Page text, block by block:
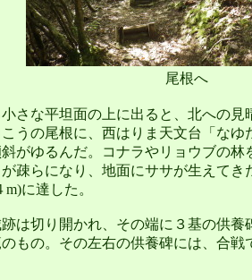
尾根へ
さな平坦面の上に出ると、北への見
うの尾根に、西はりま天文台「なゆ
がゆるんだ。コナラやリョウブの林
疎らになり、地面にササが生えてき
に達した。
は切り開かれ、その端に３基の供養
もの。その左右の供養碑には、合